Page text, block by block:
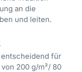
an die
und leiten.
entscheidend für
200 g/m²/ 80